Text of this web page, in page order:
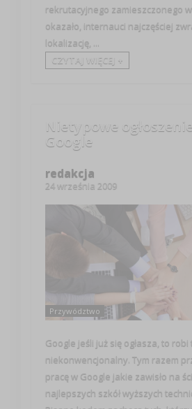
rekrutacyjnego zamieszczonego w
okazało, internauci najczęściej
lokalizację, ...
CZYTAJ WIĘCEJ +
Nietypowe
Google
redakcja
24 września 2009
Przywództwo
Google jeśli już się ogłasza, to
niekonwencjonalny. Tym razem
pracę w Google jakie zawisło na
najlepszych szkół wyższych